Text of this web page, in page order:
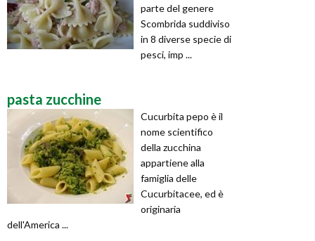
parte del genere
Scombrida suddiviso
in 8 diverse specie di
pesci, imp ...
pasta zucchine
Cucurbita pepo è il
nome scientifico
della zucchina
appartiene alla
famiglia delle
Cucurbitacee, ed è
originaria
dell'America ...